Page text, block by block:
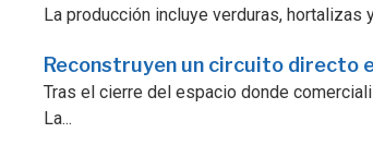
La producción incluye verduras,
Reconstruyen un circuito directo
Tras el cierre del espacio donde
La...